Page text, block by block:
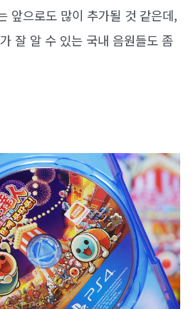
앞으로도 많이 추가될 것 같은데,
잘 알 수 있는 국내 음원들도 좀